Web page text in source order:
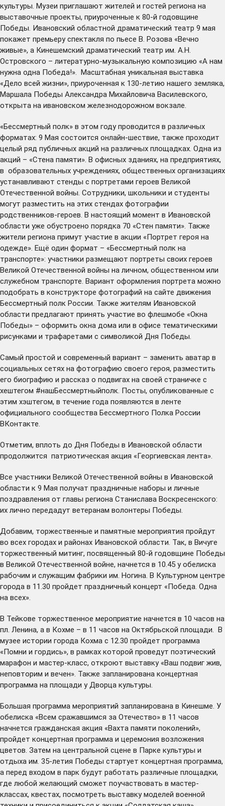
культуры. Музеи приглашают жителей и гостей региона на
выставочные проекты, приуроченные к 80-й годовщине
Победы. Ивановский областной драматический театр 9 мая
покажет премьеру спектакля по пьесе В. Розова «Вечно
живые», а Кинешемский драматический театр им. А.Н.
Островского – литературно-музыкальную композицию «А нам
нужна одна Победа!». Масштабная уникальная выставка
«Дело всей жизни», приуроченная к 130-летию нашего земляка,
Маршала Победы Александра Михайловича Василевского,
открыта на ивановском железнодорожном вокзале.
«Бессмертный полк» в этом году проводится в различных
форматах: 9 Мая состоится онлайн-шествие, также проходит
целый ряд публичных акций на различных площадках. Одна из
акций – «Стена памяти». В офисных зданиях, на предприятиях,
в образовательных учреждениях, общественных организациях
устанавливают стенды с портретами героев Великой
Отечественной войны. Сотрудники, школьники и студенты
могут разместить на этих стендах фотографии
родственников-героев. В настоящий момент в Ивановской
области уже обустроено порядка 70 «Стен памяти». Также
жители региона примут участие в акции «Портрет героя на
одежде». Ещё один формат – «Бессмертный полк на
транспорте»: участники размещают портреты своих героев
Великой Отечественной войны на личном, общественном или
служебном транспорте. Вариант оформления портрета можно
подобрать в конструкторе фотографий на сайте движения
Бессмертный полк России . Также жителям Ивановской
области предлагают принять участие во флешмобе «Окна
Победы» – оформить окна дома или в офисе тематическими
рисунками и трафаретами с символикой Дня Победы.
Самый простой и современный вариант – заменить аватар в
социальных сетях на фотографию своего героя, разместить
его биографию и рассказ о подвигах на своей страничке с
хештегом #нашБессмертныйполк. Посты, опубликованные с
этим хэштегом, в течение года появляются в ленте
официального сообщества Бессмертного Полка России
ВКонтакте.
Отметим, вплоть до Дня Победы в Ивановской области
продолжится патриотическая акция «Георгиевская лента».
Все участники Великой Отечественной войны в Ивановской
области к 9 Мая получат праздничные наборы и личные
поздравления от главы региона Станислава Воскресенского:
их лично передадут ветеранам волонтеры Победы.
Добавим, торжественные и памятные мероприятия пройдут
во всех городах и районах Ивановской области. Так, в Вичуге
торжественный митинг, посвященный 80-й годовщине Победы
в Великой Отечественной войне, начнется в 10.45 у обелиска
рабочим и служащим фабрики им. Ногина. В Культурном центре
города в 11.30 пройдет праздничный концерт «Победа. Одна
на всех».
В Тейкове торжественное мероприятие начнется в 10 часов на
пл. Ленина, а в Кохме – в 11 часов на Октябрьской площади. В
музее истории города Кохма с 12.30 пройдет программа
«Помни и гордись», в рамках которой проведут поэтический
марафон и мастер-класс, откроют выставку «Ваш подвиг жив,
неповторим и вечен». Также запланирована концертная
программа на площади у Дворца культуры.
Большая программа мероприятий запланирована в Кинешме. У
обелиска «Всем сражавшимся за Отечество» в 11 часов
начнется гражданская акция «Вахта памяти поколений»,
пройдет концертная программа и церемония возложения
цветов. Затем на центральной сцене в Парке культуры и
отдыха им. 35-летия Победы стартует концертная программа,
а перед входом в парк будут работать различные площадки,
где любой желающий сможет поучаствовать в мастер-
классах, квестах, посмотреть выставку моделей военной